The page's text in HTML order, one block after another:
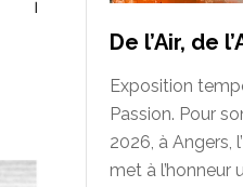
De l’Air, de
Exposition
Passion. Pour
2026, à Angers,
met à l’honneur